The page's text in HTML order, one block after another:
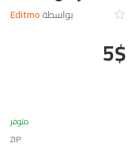
بواسطةEditmo
5$
متوفر
ZIP